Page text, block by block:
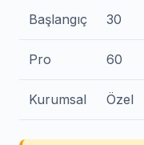
Başlangıç 30
Pro 60
Kurumsal Özel